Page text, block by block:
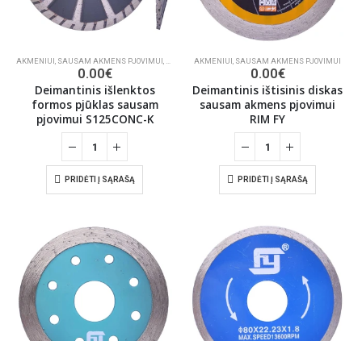
AKMENIUI SAUSAM AKMENS PJOVIMUI DEIMANTINIAI PJŪKLAI
0.00€
Deimantinis išlenktos
formos pjūklas sausam
pjovimui S125CONC-K
PRIDĖTI Į SĄRAŠĄ
AKMENIUI SAUSAM AKMENS PJOVIMUI
0.00€
Deimantinis ištisinis diskas
sausam akmens pjovimui
RIM FY
PRIDĖTI Į SĄRAŠĄ